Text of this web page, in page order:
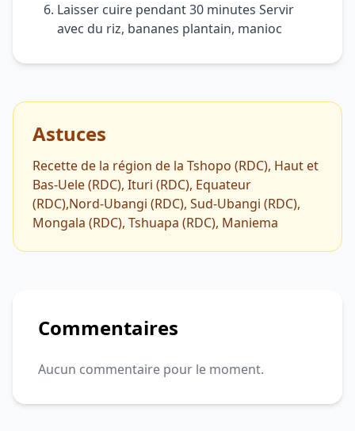
Laisser cuire pendant 30 minutes Servir
avec du riz, bananes plantain, manioc
Astuces
Recette de la région de la Tshopo (RDC), Haut et
Bas-Uele (RDC), Ituri (RDC), Equateur
(RDC),Nord-Ubangi (RDC), Sud-Ubangi (RDC),
Mongala (RDC), Tshuapa (RDC), Maniema
Commentaires
Aucun commentaire pour le moment.